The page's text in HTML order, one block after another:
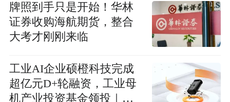
牌照到手只是开始！华林
证券收购海航期货，整合
大考才刚刚来临
工业AI企业硕橙科技完成
超亿元D+轮融资，工业母
机产业投资基金领投｜首